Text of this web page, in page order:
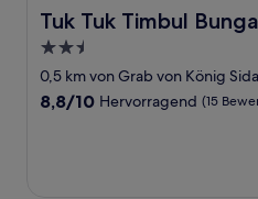
Tuk Tuk Timbul
Tuk Tuk Timbul Bungalows
2.5-
Sterne-
Unterkunft
0,5 km von Grab von König
8.8
8,8/10 Hervorragend (15